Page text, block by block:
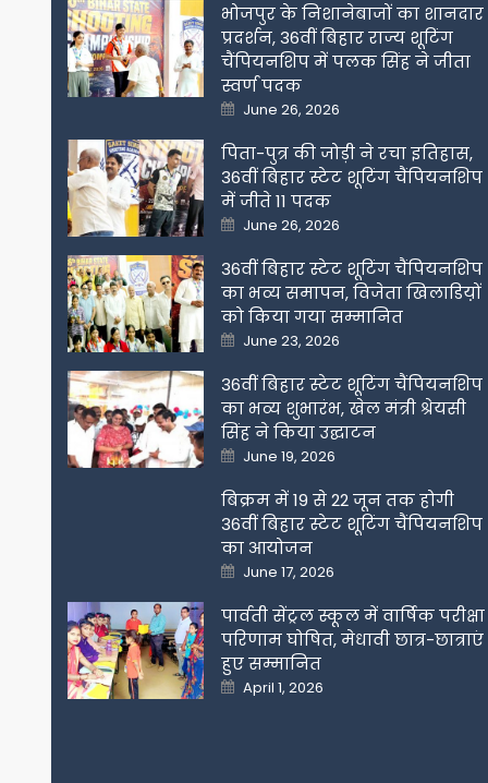
भोजपुर के निशानेबाजों का शानदार
प्रदर्शन, 36वीं बिहार राज्य शूटिंग
चैंपियनशिप में पलक सिंह ने जीता
स्वर्ण पदक
Posted
on
June 26, 2026
पिता-पुत्र की जोड़ी ने रचा इतिहास,
36वीं बिहार स्टेट शूटिंग चैंपियनशिप
में जीते 11 पदक
Posted
on
June 26, 2026
36वीं बिहार स्टेट शूटिंग चैंपियनशिप
का भव्य समापन, विजेता खिलाडिय़ों
को किया गया सम्मानित
Posted
on
June 23, 2026
36वीं बिहार स्टेट शूटिंग चैंपियनशिप
का भव्य शुभारंभ, खेल मंत्री श्रेयसी
सिंह ने किया उद्घाटन
Posted
on
June 19, 2026
बिक्रम में 19 से 22 जून तक होगी
36वीं बिहार स्टेट शूटिंग चैंपियनशिप
का आयोजन
Posted
on
June 17, 2026
पार्वती सेंट्रल स्कूल में वार्षिक परीक्षा
परिणाम घोषित, मेधावी छात्र-छात्राएं
हुए सम्मानित
Posted
on
April 1, 2026